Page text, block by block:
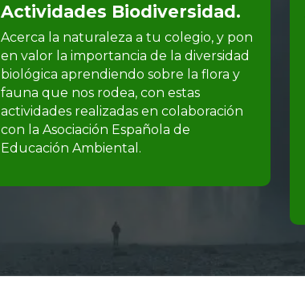
Actividades Biodiversidad.
Acerca la naturaleza a tu colegio, y pon
en valor la importancia de la diversidad
biológica aprendiendo sobre la flora y
fauna que nos rodea, con estas
actividades realizadas en colaboración
con la Asociación Española de
Educación Ambiental.